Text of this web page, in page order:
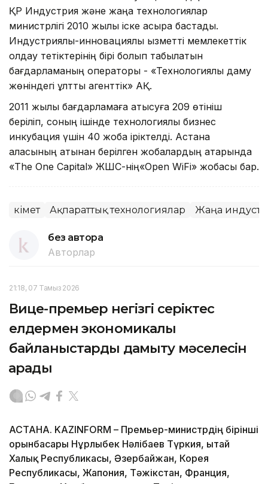
ҚР Индустрия және жаңа технологиялар
министрлігі 2010 жылы іске асыра бастады.
Индустриялық-инновациялық қызметті мемлекеттік
қолдау тетіктерінің бірі болып табылатын
бағдарламаның операторы - «Технологиялық даму
жөніндегі ұлттық агенттік» АҚ.
2011 жылы бағдарламаға қатысуға 209 өтініш
беріліп, соның ішінде технологиялық бизнес
инкубация үшін 40 жоба іріктелді. Астана
қаласының атынан берілген жобалардың қатарында
«The One Capital» ЖШС-нің«Open WiFi» жобасы бар.
Үкімет Ақпараттық технологиялар Жаңа
без автора
Авторлар
21:18, 07 Тамыз 2026
Вице-премьер негізгі серіктес
елдермен экономикалық
байланыстарды дамыту мәселесін
қарады
АСТАНА. KAZINFORM – Премьер-министрдің бірінші
орынбасары Нұрлыбек Нәлібаев Түркия, Қытай
Халық Республикасы, Әзербайжан, Корея
Республикасы, Жапония, Тәжікстан, Франция,